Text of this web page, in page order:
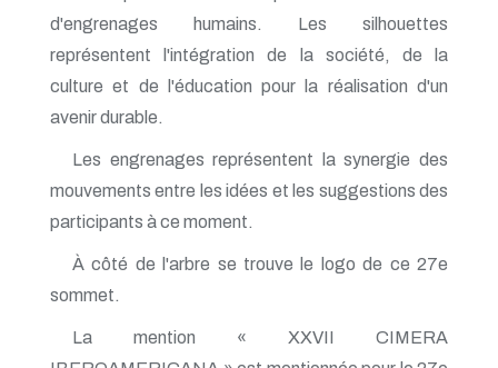
d'engrenages humains. Les silhouettes
représentent l'intégration de la société, de la
culture et de l'éducation pour la réalisation d'un
avenir durable.
Les engrenages représentent la synergie des
mouvements entre les idées et les suggestions des
participants à ce moment.
À côté de l'arbre se trouve le logo de ce 27e
sommet.
La mention « XXVII CIMERA